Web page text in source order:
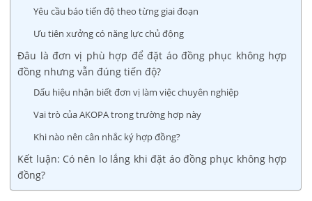
Yêu cầu báo tiến độ theo từng giai đoạn
Ưu tiên xưởng có năng lực chủ động
Đâu là đơn vị phù hợp để đặt áo đồng phục không hợp
đồng nhưng vẫn đúng tiến độ?
Dấu hiệu nhận biết đơn vị làm việc chuyên nghiệp
Vai trò của AKOPA trong trường hợp này
Khi nào nên cân nhắc ký hợp đồng?
Kết luận: Có nên lo lắng khi đặt áo đồng phục không hợp
đồng?